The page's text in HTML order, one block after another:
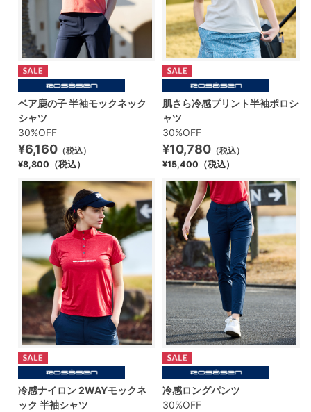
ベア鹿の子 半袖モックネック
シャツ
30%OFF
¥6,160 （税込）
¥8,800（税込）
肌さら冷感プリント半袖ポロシ
ャツ
30%OFF
¥10,780 （税込）
¥15,400（税込）
冷感ナイロン 2WAYモックネ
ック 半袖シャツ
冷感ロングパンツ
30%OFF